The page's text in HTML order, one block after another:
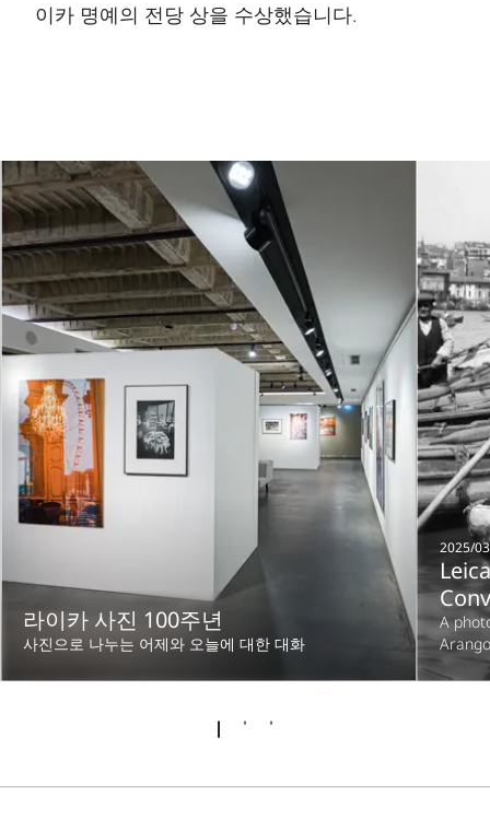
이카 명예의 전당 상을 수상했습니다.
라이카 사진 100주년
사진으로 나누는 어제와 오늘에 대한 대화
2025/
A
Arango